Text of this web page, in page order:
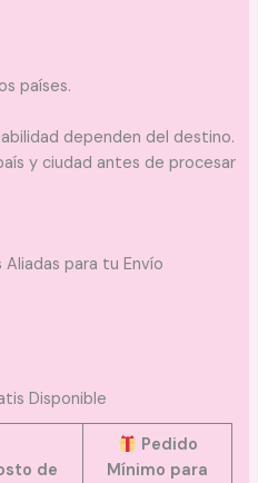
países.
dependen del destino.
y ciudad antes de procesar
para tu Envío
Disponible
de
Pedido
Mínimo para